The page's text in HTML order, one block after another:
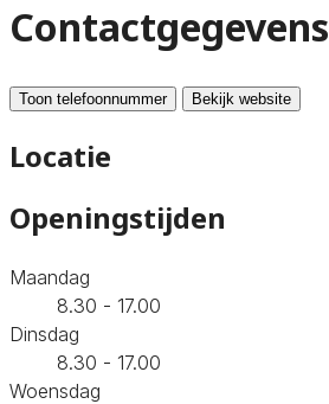
Contactgegevens
Toon telefoonnummer Bekijk website
Locatie
Openingstijden
Maandag
8.30 - 17.00
Dinsdag
8.30 - 17.00
Woensdag